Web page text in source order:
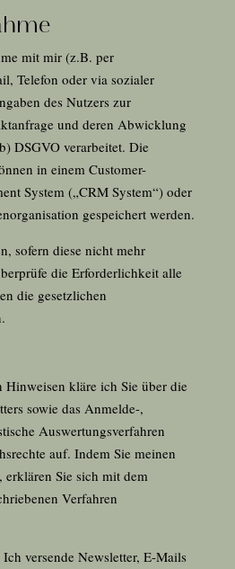
mit mir (z.B. per
Telefon oder via sozialer
des Nutzers zur
und deren Abwicklung
DSGVO verarbeitet. Die
in einem Customer-
System („CRM System“) oder
gespeichert werden.
sofern diese nicht mehr
die Erforderlichkeit alle
die gesetzlichen
kläre ich Sie über die
sowie das Anmelde-,
Auswertungsverfahren
auf. Indem Sie meinen
erklären Sie sich mit dem
Verfahren
versende Newsletter, E-Mails